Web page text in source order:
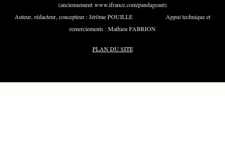
(anciennement www.ifrance.com/pandageant)
Auteur, rédacteur, concepteur : Jérôme POUILLE Appui technique et
remerciements : Mathieu FABRION
PLAN DU SITE